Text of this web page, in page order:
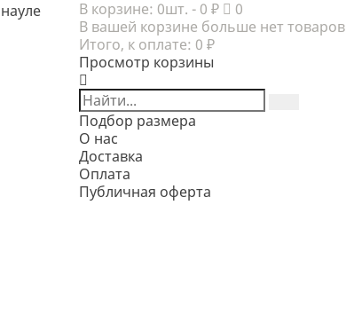
В корзине: 0шт. - 0 ₽
0
В вашей корзине больше нет товаров
Итого, к оплате: 0 ₽
Просмотр корзины
Подбор размера
О нас
Доставка
Оплата
Публичная оферта